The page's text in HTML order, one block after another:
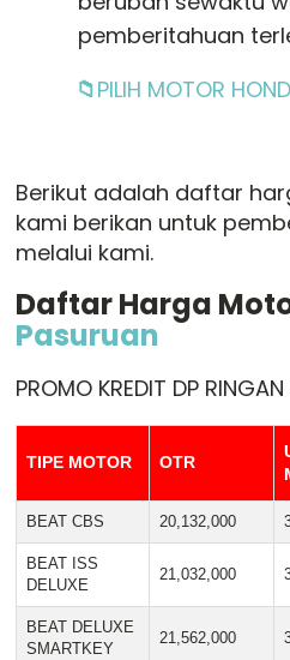
pemberitahuan
📁PILIH MOTOR
Berikut adalah daftar
kami berikan untuk
melalui kami.
Daftar Harga
Pasuruan
PROMO KREDIT DP
TIPE MOTOR OTR
BEAT CBS 20,132,000
BEAT ISS
DELUXE
21,032,000
BEAT DELUXE
SMARTKEY
21,562,000